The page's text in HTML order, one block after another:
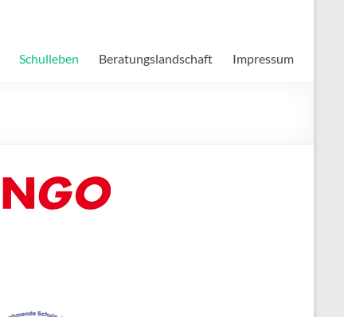
Schulleben Beratungslandschaft Impressum